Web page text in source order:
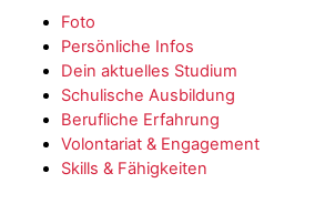
Foto
Persönliche Infos
Dein aktuelles Studium
Schulische Ausbildung
Berufliche Erfahrung
Volontariat & Engagement
Skills & Fähigkeiten